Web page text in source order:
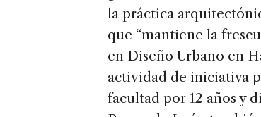
la práctica
que “mantiene la
en Diseño Urbano en
actividad de iniciativa
facultad por 12 años y